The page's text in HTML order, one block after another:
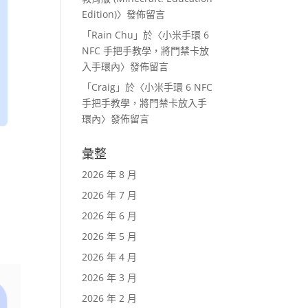
Edition)〉發佈留言
「Rain Chu 」於〈小米手環 6
NFC 手把手教學，將門禁卡放
入手環內〉發佈留言
「Craig 」於〈小米手環 6 NFC
手把手教學，將門禁卡放入手
環內〉發佈留言
彙整
2026 年 8 月
2026 年 7 月
2026 年 6 月
2026 年 5 月
2026 年 4 月
2026 年 3 月
2026 年 2 月